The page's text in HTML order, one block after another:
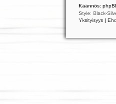
Käännös:
Style: Black-
Yksityisyys |